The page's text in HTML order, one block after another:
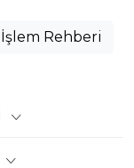
İşlem Rehberi